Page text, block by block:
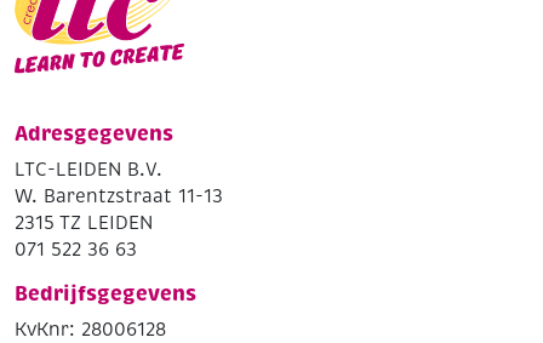
Adresgegevens
LTC-LEIDEN B.V.
W. Barentzstraat 11-13
2315 TZ LEIDEN
071 522 36 63
Bedrijfsgegevens
KvKnr: 28006128